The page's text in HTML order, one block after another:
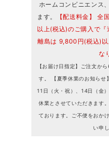
ホームコンビニエンス
ます。
【配送料金】
以上(税込)のご購入で
離島は 9,800円(税込)以
な
【お届け日指定】ご注文か
す。 【夏季休業のお知らせ
11日（火・祝）、14日（金
休業とさせていただきます
ております。ご不便をおか
い申